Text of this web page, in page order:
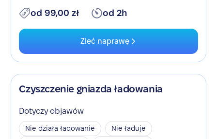
od 99,00 zł od 2h
Zleć naprawę
Czyszczenie gniazda ładowania
Dotyczy objawów
Nie działa ładowanie
Nie ładuje